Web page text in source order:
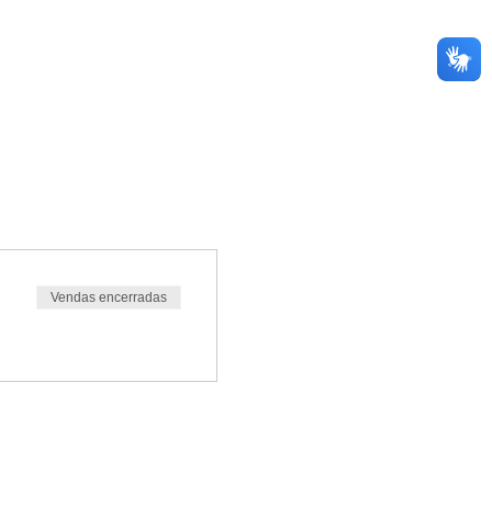
Vendas encerradas